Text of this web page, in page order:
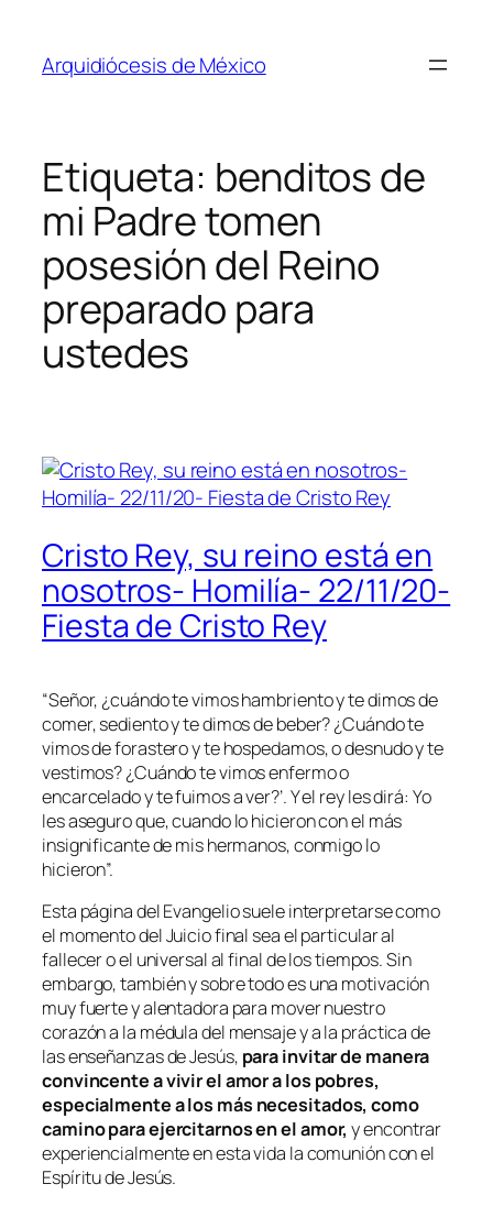
contenido
Arquidiócesis de México
Etiqueta: benditos de
mi Padre tomen
posesión del Reino
preparado para
ustedes
Cristo Rey, su reino está en
nosotros- Homilía- 22/11/20-
Fiesta de Cristo Rey
“Señor, ¿cuándo te vimos hambriento y te dimos de
comer, sediento y te dimos de beber? ¿Cuándo te
vimos de forastero y te hospedamos, o desnudo y te
vestimos? ¿Cuándo te vimos enfermo o
encarcelado y te fuimos a ver?’. Y el rey les dirá: Yo
les aseguro que, cuando lo hicieron con el más
insignificante de mis hermanos, conmigo lo
hicieron”.
Esta página del Evangelio suele interpretarse como
el momento del Juicio final sea el particular al
fallecer o el universal al final de los tiempos. Sin
embargo, también y sobre todo es una motivación
muy fuerte y alentadora para mover nuestro
corazón a la médula del mensaje y a la práctica de
las enseñanzas de Jesús, para invitar de manera
convincente a vivir el amor a los pobres,
especialmente a los más necesitados, como
camino para ejercitarnos en el amor, y encontrar
experiencialmente en esta vida la comunión con el
Espíritu de Jesús.